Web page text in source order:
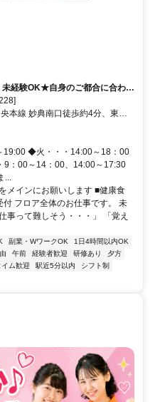
経験OK★自身のご都合に合わせ
本線 妙典南口徒歩約4分、東京
約19分、東京メトロ東西線/ＪＲ
19:00 ◆火・・・14:00～18：00
：00～14：00、14:00～17:30
...
インにお願いします ■健康食
フロア全体のお仕事です。 未
事って難しそう・・・」 「覚え
副業・WワークOK
1日4時間以内OK
午前 経験者歓迎 研修あり
夕方
イム歓迎 駅近5分以内
シフト制